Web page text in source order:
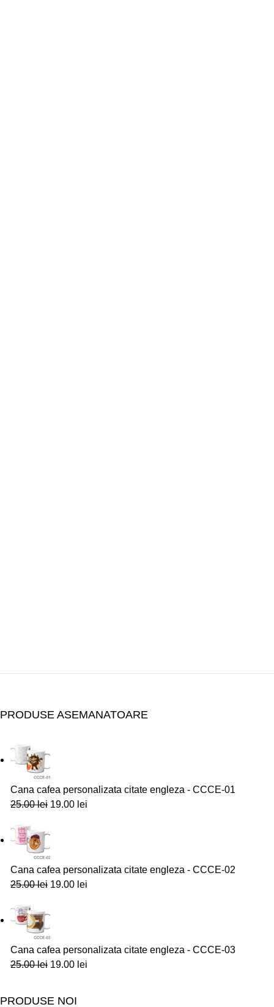
PRODUSE ASEMANATOARE
Cana cafea personalizata citate engleza - CCCE-01
25.00lei 19.00 lei
Cana cafea personalizata citate engleza - CCCE-02
25.00lei 19.00 lei
Cana cafea personalizata citate engleza - CCCE-03
25.00lei 19.00 lei
PRODUSE NOI